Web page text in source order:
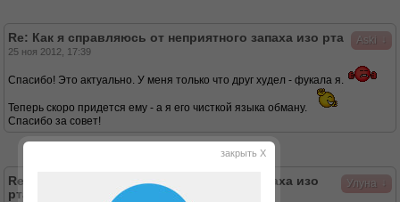
Aski
Re: Как я справляюсь от неприятного запаха изо рта
25 ноя 2012, 17:39
Спасибо! Это актуально. У меня только что друг худел - фукала я.
Теперь скоро придется ему - а я его чисткой языка обману.
Спасибо за совет!
Улуна
Re: Как я справляюсь от неприятного запаха изо
рта
закрыть X